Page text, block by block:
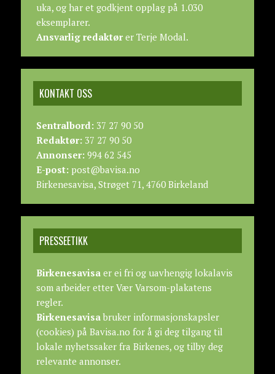
uka, og har et godkjent opplag på 1.030
eksemplarer.
Ansvarlig redaktører Terje Modal.
KONTAKT OSS
Sentralbord:37 27 90 50
Redaktør:37 27 90 50
Annonser:994 62 545
E-post:post@bavisa.no
Birkenesavisa, Strøget 71, 4760 Birkeland
PRESSEETIKK
Birkenesavisaer ei fri og uavhengig lokalavis
som arbeider etter Vær Varsom-plakatens
regler.
Birkenesavisabruker informasjonskapsler
(cookies) på Bavisa.no for å gi deg tilgang til
lokale nyhetssaker fra Birkenes, og tilby deg
relevante annonser.